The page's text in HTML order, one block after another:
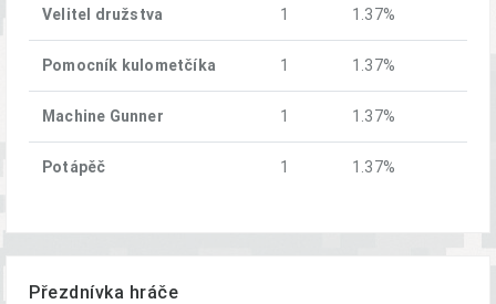
Velitel družstva 1 1.37%
Pomocník kulometčíka 1 1.37%
Machine Gunner 1 1.37%
Potápěč 1 1.37%
Přezdnívka hráče